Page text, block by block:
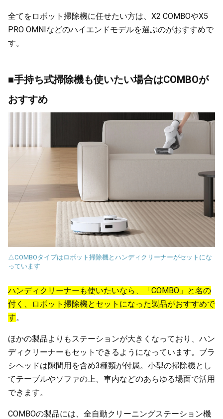
全てをロボット掃除機に任せたい方は、X2 COMBOやX5
PRO OMNIなどのハイエンドモデルを選ぶのがおすすめで
す。
■手持ち式掃除機も使いたい場合はCOMBOが
おすすめ
△COMBOタイプはロボット掃除機とハンディクリーナーがセットにな
っています
ハンディクリーナーも使いたいなら、「COMBO」と名の
付く、ロボット掃除機とセットになった製品がおすすめで
す。
ほかの製品よりもステーションが大きくなっており、ハン
ディクリーナーもセットできるようになっています。ブラ
シヘッドは隙間用を含め3種類が付属。小型の掃除機とし
てテーブルやソファの上、車内などのあらゆる場面で活用
できます。
COMBOの製品には、全自動クリーニングステーション機